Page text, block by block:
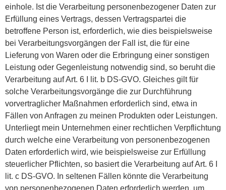
einhole. Ist die Verarbeitung personenbezogener Daten zur
Erfüllung eines Vertrags, dessen Vertragspartei die
betroffene Person ist, erforderlich, wie dies beispielsweise
bei Verarbeitungsvorgängen der Fall ist, die für eine
Lieferung von Waren oder die Erbringung einer sonstigen
Leistung oder Gegenleistung notwendig sind, so beruht die
Verarbeitung auf Art. 6 I lit. b DS-GVO. Gleiches gilt für
solche Verarbeitungsvorgänge die zur Durchführung
vorvertraglicher Maßnahmen erforderlich sind, etwa in
Fällen von Anfragen zu meinen Produkten oder Leistungen.
Unterliegt mein Unternehmen einer rechtlichen Verpflichtung
durch welche eine Verarbeitung von personenbezogenen
Daten erforderlich wird, wie beispielsweise zur Erfüllung
steuerlicher Pflichten, so basiert die Verarbeitung auf Art. 6 I
lit. c DS-GVO. In seltenen Fällen könnte die Verarbeitung